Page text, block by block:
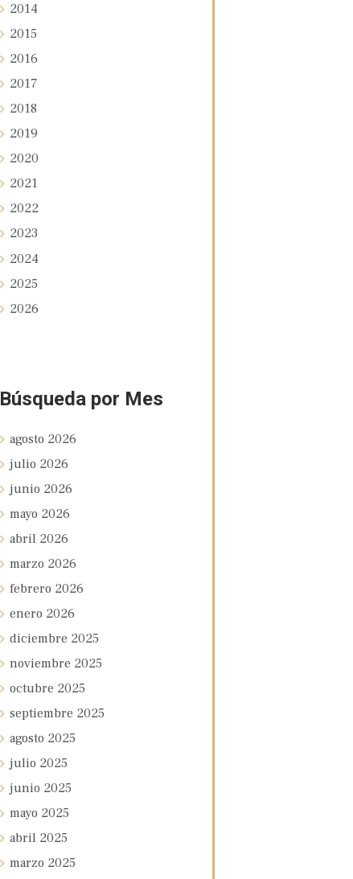
2014
2015
2016
2017
2018
2019
2020
2021
2022
2023
2024
2025
2026
Búsqueda por Mes
agosto 2026
julio 2026
junio 2026
mayo 2026
abril 2026
marzo 2026
febrero 2026
enero 2026
diciembre 2025
noviembre 2025
octubre 2025
septiembre 2025
agosto 2025
julio 2025
junio 2025
mayo 2025
abril 2025
marzo 2025